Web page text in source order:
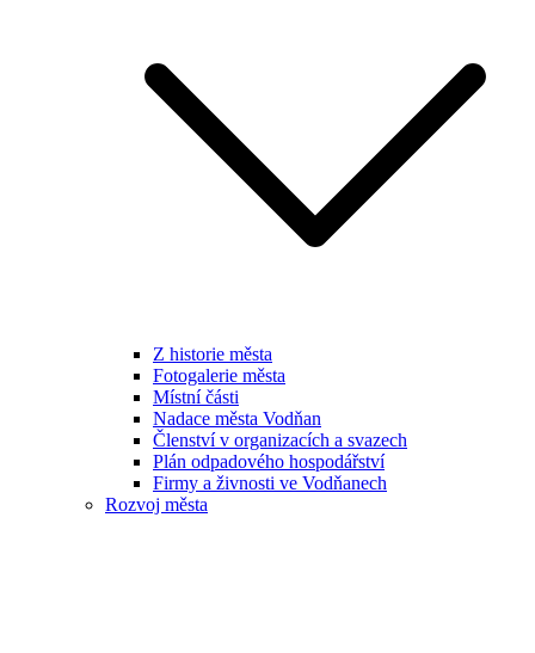
Z historie města
Fotogalerie města
Místní části
Nadace města Vodňan
Členství v organizacích a svazech
Plán odpadového hospodářství
Firmy a živnosti ve Vodňanech
Rozvoj města